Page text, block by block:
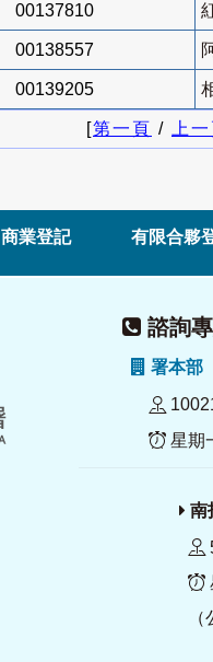
00137810
00138557
00139205
[第一頁 / 上一
商業登記 有限合夥
諮詢
署本
星期
南